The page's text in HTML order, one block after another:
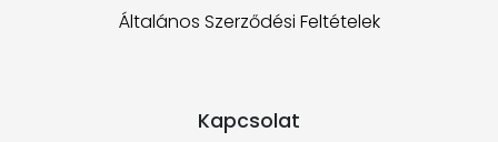
Általános Szerződési Feltételek
Kapcsolat